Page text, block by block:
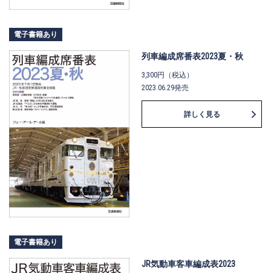
電子書籍あり
列車編成席番表2023夏・秋
3,300円（税込）
2023.06.29発売
詳しく見る
電子書籍あり
JR気動車客車編成表2023